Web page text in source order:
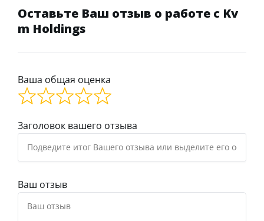
Оставьте Ваш отзыв о работе с Kv
m Holdings
Ваша общая оценка
Заголовок вашего отзыва
Ваш отзыв